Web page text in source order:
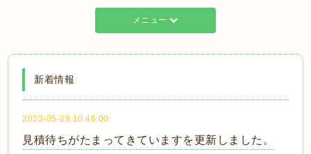
メニュー
新着情報
2023-05-29 10:46:00
見積待ちがたまってきていますを更新しました。